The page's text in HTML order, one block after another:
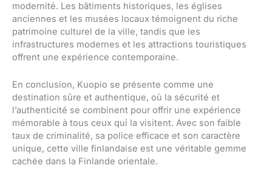
modernité. Les bâtiments historiques, les églises
anciennes et les musées locaux témoignent du riche
patrimoine culturel de la ville, tandis que les
infrastructures modernes et les attractions touristiques
offrent une expérience contemporaine.
En conclusion, Kuopio se présente comme une
destination sûre et authentique, où la sécurité et
l’authenticité se combinent pour offrir une expérience
mémorable à tous ceux qui la visitent. Avec son faible
taux de criminalité, sa police efficace et son caractère
unique, cette ville finlandaise est une véritable gemme
cachée dans la Finlande orientale.